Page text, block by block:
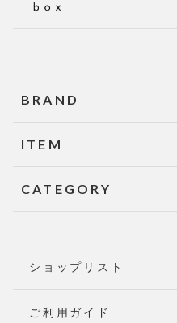
BRAND
ITEM
CATEGORY
ショップリスト
ご利用ガイド